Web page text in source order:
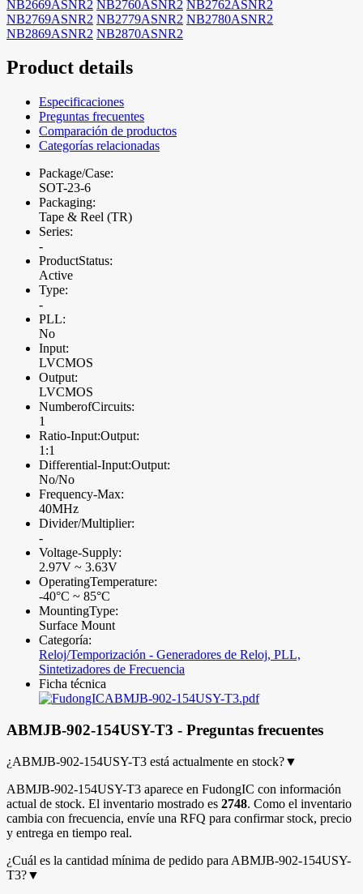
NB2669ASNR2 NB2760ASNR2 NB2762ASNR2
NB2769ASNR2 NB2779ASNR2 NB2780ASNR2
NB2869ASNR2 NB2870ASNR2
Product details
Especificaciones
Preguntas frecuentes
Comparación de productos
Categorías relacionadas
Package/Case:
SOT-23-6
Packaging:
Tape & Reel (TR)
Series:
-
ProductStatus:
Active
Type:
-
PLL:
No
Input:
LVCMOS
Output:
LVCMOS
NumberofCircuits:
1
Ratio-Input:Output:
1:1
Differential-Input:Output:
No/No
Frequency-Max:
40MHz
Divider/Multiplier:
-
Voltage-Supply:
2.97V ~ 3.63V
OperatingTemperature:
-40°C ~ 85°C
MountingType:
Surface Mount
Categoría:
Reloj/Temporización - Generadores de Reloj, PLL,
Sintetizadores de Frecuencia
Ficha técnica
ABMJB-902-154USY-T3.pdf
ABMJB-902-154USY-T3 - Preguntas frecuentes
¿ABMJB-902-154USY-T3 está actualmente en stock?▼
ABMJB-902-154USY-T3 aparece en FudongIC con información
actual de stock. El inventario mostrado es 2748. Como el inventario
cambia con frecuencia, envíe una RFQ para confirmar stock, precio
y entrega en tiempo real.
¿Cuál es la cantidad mínima de pedido para ABMJB-902-154USY-
T3?▼